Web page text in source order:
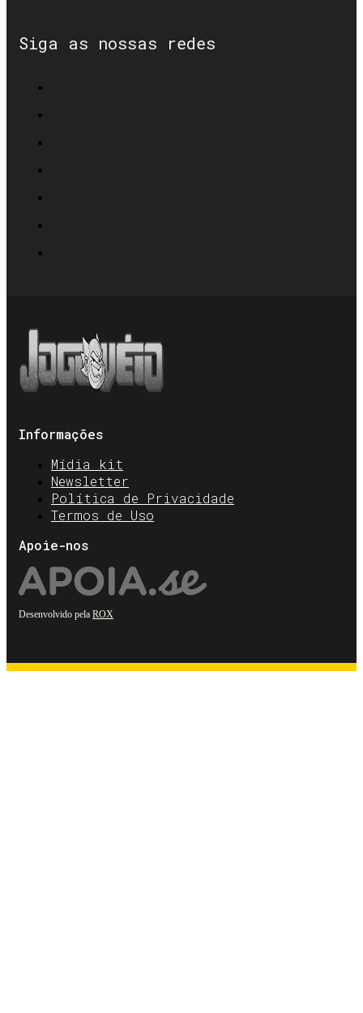
Siga as nossas redes
Informações
Mídia kit
Newsletter
Política de Privacidade
Termos de Uso
Apoie-nos
Desenvolvido pela ROX